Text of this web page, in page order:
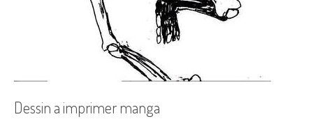
Dessin a imprimer manga